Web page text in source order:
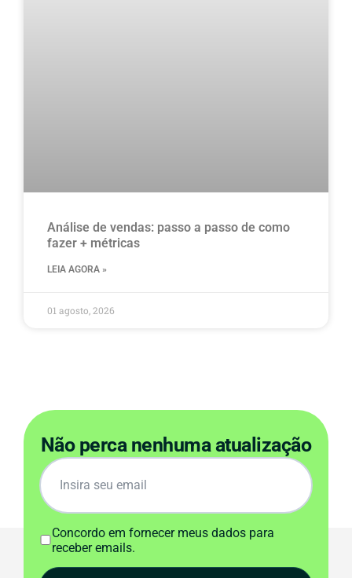
Análise de vendas: passo a passo de como
fazer + métricas
LEIA AGORA »
01 agosto, 2026
Não perca nenhuma atualização
Concordo em fornecer meus dados para
receber emails.